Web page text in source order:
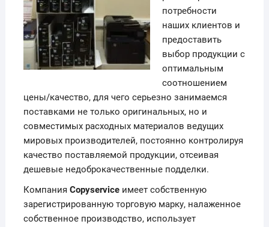
потребности
наших клиентов и
предоставить
выбор продукции с
оптимальным
соотношением
цены/качество, для чего серьезно занимаемся
поставками не только оригинальных, но и
совместимых расходных материалов ведущих
мировых производителей, постоянно контролируя
качество поставляемой продукции, отсеивая
дешевые недоброкачественные подделки.
Компания Copyservice имеет собственную
зарегистрированную торговую марку, налаженное
собственное производство, использует